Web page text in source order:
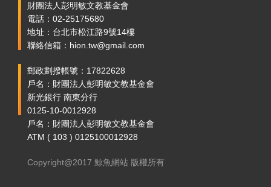
財團法人彭明敏文教基金會
電話：02-25175680
地址：台北市松江路9號14樓
聯絡信箱：hion.tw@gmail.com
郵政劃撥帳號：17822628
戶名：財團法人彭明敏文教基金會
新光銀行 南東分行
0125-10-0012928
戶名：財團法人彭明敏文教基金會
ATM ( 103 ) 0125100012928
Copyright@2017 鯨魚網站 版權所有